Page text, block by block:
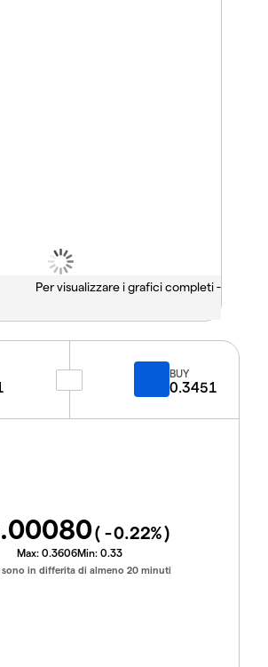
Per visualizzare i grafici completi -
BUY
0.3451
( -0.22%)
Max: 0.3606Min: 0.33
sono in differita di almeno 20 minuti